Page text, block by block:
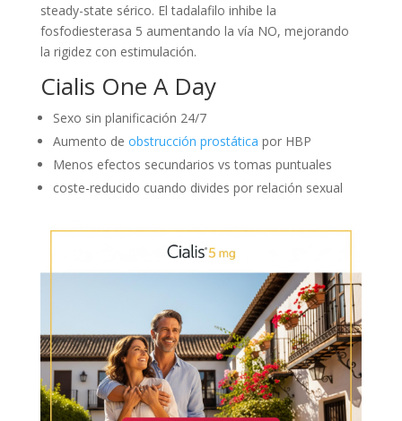
steady-state sérico. El tadalafilo inhibe la
fosfodiesterasa 5 aumentando la vía NO, mejorando
la rigidez con estimulación.
Cialis One A Day
Sexo sin planificación 24/7
Aumento de obstrucción prostática por HBP
Menos efectos secundarios vs tomas puntuales
coste-reducido cuando divides por relación sexual